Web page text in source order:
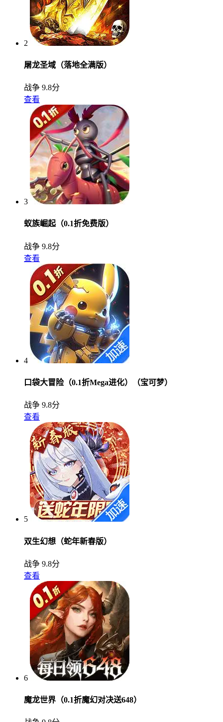
2
屠龙圣域（落地全满版）
战争 9.8分
查看
3
蚁族崛起（0.1折免费版）
战争 9.8分
查看
4
口袋大冒险（0.1折Mega进化）（宝可梦）
战争 9.8分
查看
5
双生幻想（蛇年新春版）
战争 9.8分
查看
6
魔龙世界（0.1折魔幻对决送648）